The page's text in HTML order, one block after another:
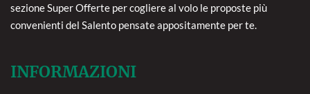
sezione Super Offerte per cogliere al volo le proposte più
convenienti del Salento pensate appositamente per te.
INFORMAZIONI